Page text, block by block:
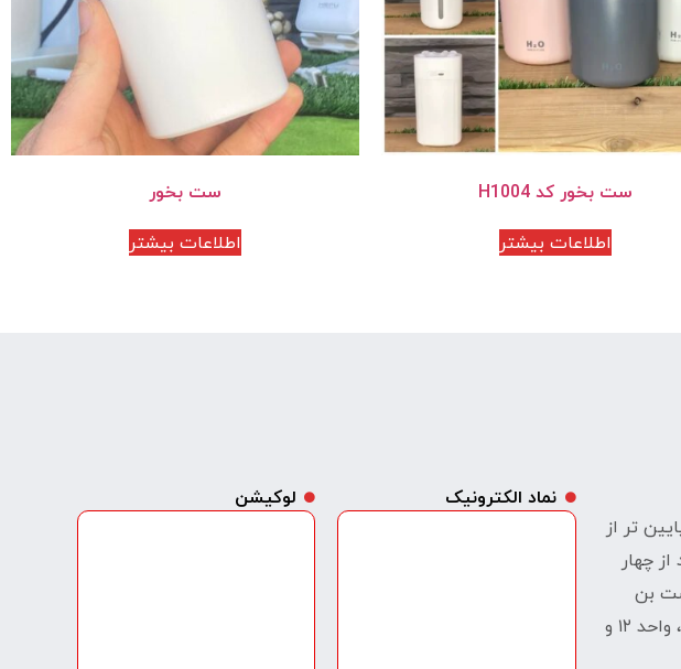
ست بخور کد H1004
اطلاعات بیشتر
ست بخور
اطلاعات بیشتر
تر از
چهار
بن
بست شیبانی، پلاک ۶، واحد ۱۲ و
نماد الکترونیک لوکیشن